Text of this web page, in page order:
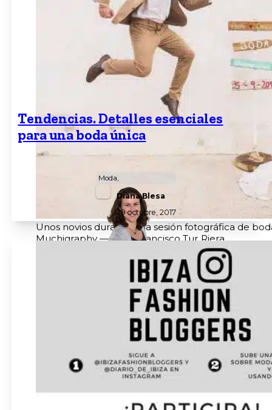
Tendencias. Detalles esenciales
para una boda única
Moda,
Diana Blesa
29 octubre, 2017
Unos novios durante una sesión fotográfica de
Muchigraphy — Juan Francisco Tur Riera